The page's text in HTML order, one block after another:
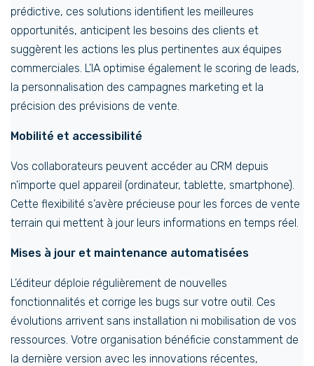
prédictive, ces solutions identifient les meilleures
opportunités, anticipent les besoins des clients et
suggèrent les actions les plus pertinentes aux équipes
commerciales. L’IA optimise également le scoring de leads,
la personnalisation des campagnes marketing et la
précision des prévisions de vente.
Mobilité et accessibilité
Vos collaborateurs peuvent accéder au CRM depuis
n’importe quel appareil (ordinateur, tablette, smartphone).
Cette flexibilité s’avère précieuse pour les forces de vente
terrain qui mettent à jour leurs informations en temps réel.
Mises à jour et maintenance automatisées
L’éditeur déploie régulièrement de nouvelles
fonctionnalités et corrige les bugs sur votre outil. Ces
évolutions arrivent sans installation ni mobilisation de vos
ressources. Votre organisation bénéficie constamment de
la dernière version avec les innovations récentes,